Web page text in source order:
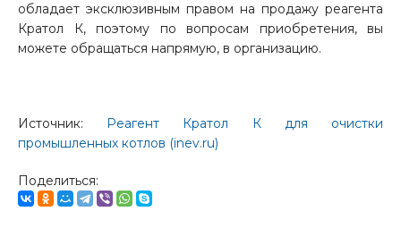
обладает эксклюзивным правом на продажу реагента
Кратол К, поэтому по вопросам приобретения, вы
можете обращаться напрямую, в организацию.
Источник: Реагент Кратол К для очистки
промышленных котлов (inev.ru)
Поделиться: